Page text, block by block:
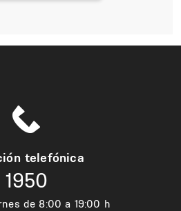
telefónica
1950
de 8:00 a 19:00 h